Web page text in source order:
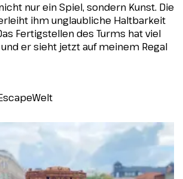
nur ein Spiel, sondern Kunst. Die
ihm unglaubliche Haltbarkeit
Fertigstellen des Turms hat viel
er sieht jetzt auf meinem Regal